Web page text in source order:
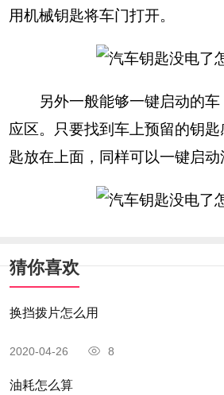
用机械钥匙将车门打开。
另外一般能够一键启动的车
应区。只要找到车上预留的钥
匙放在上面，同样可以一键启动
猜你喜欢
换挡拨片怎么用
2020-04-26 8
油耗怎么算